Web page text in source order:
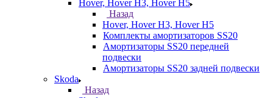
Hover, Hover H3, Hover H5
Назад
Hover, Hover H3, Hover H5
Комплекты амортизаторов SS20
Амортизаторы SS20 передней
подвески
Амортизаторы SS20 задней подвески
Skoda
Назад